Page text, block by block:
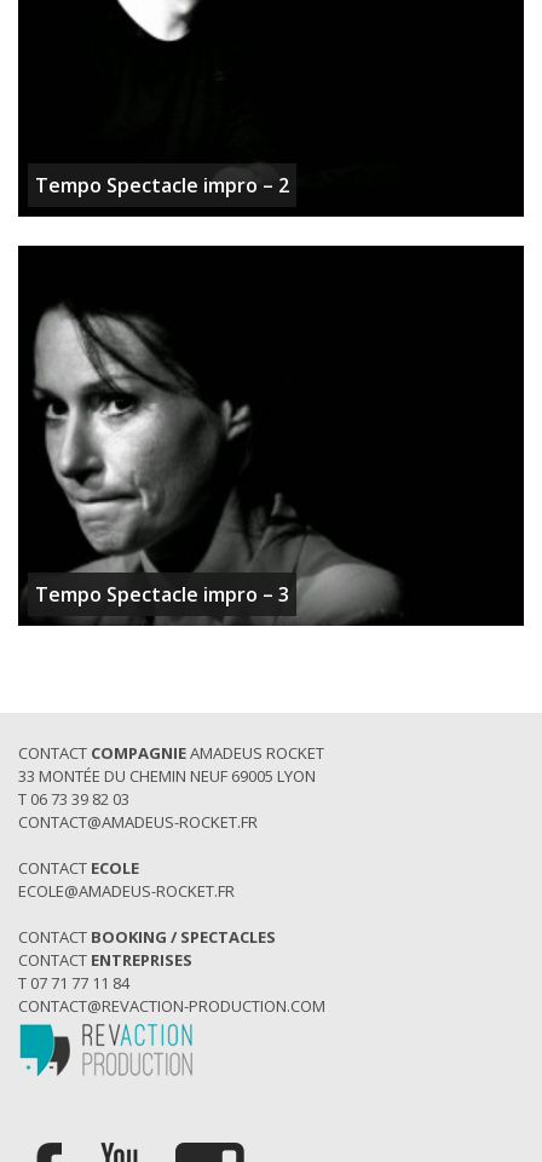
Tempo Spectacle impro – 2
Tempo Spectacle impro – 3
CONTACT COMPAGNIEAMADEUS ROCKET
33 MONTÉE DU CHEMIN NEUF 69005 LYON
T 06 73 39 82 03
CONTACT@AMADEUS-ROCKET.FR
CONTACT ECOLE
ECOLE@AMADEUS-ROCKET.FR
CONTACT BOOKING / SPECTACLES
CONTACT ENTREPRISES
T 07 71 77 11 84
CONTACT@REVACTION-PRODUCTION.COM